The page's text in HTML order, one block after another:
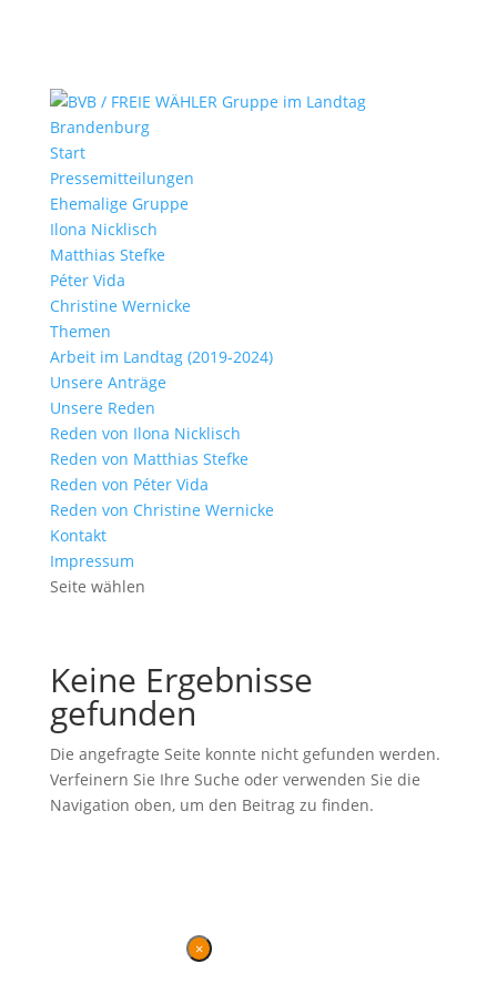
Start
Pressemitteilungen
Ehemalige Gruppe
Ilona Nicklisch
Matthias Stefke
Péter Vida
Christine Wernicke
Themen
Arbeit im Landtag (2019-2024)
Unsere Anträge
Unsere Reden
Reden von Ilona Nicklisch
Reden von Matthias Stefke
Reden von Péter Vida
Reden von Christine Wernicke
Kontakt
Impressum
Seite wählen
Keine Ergebnisse
gefunden
Die angefragte Seite konnte nicht gefunden werden.
Verfeinern Sie Ihre Suche oder verwenden Sie die
Navigation oben, um den Beitrag zu finden.
×